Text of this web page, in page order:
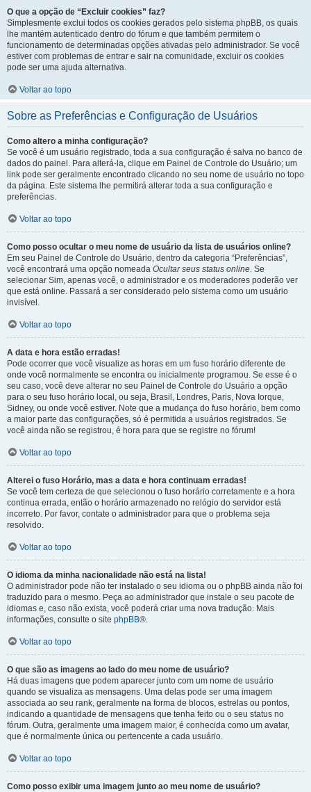
O que a opção de “Excluir cookies” faz?
Simplesmente exclui todos os cookies gerados pelo sistema phpBB, os quais
lhe mantém autenticado dentro do fórum e que também permitem o
funcionamento de determinadas opções ativadas pelo administrador. Se você
estiver com problemas de entrar e sair na comunidade, excluir os cookies
pode ser uma ajuda alternativa.
Voltar ao topo
Sobre as Preferências e Configuração de Usuários
Como altero a minha configuração?
Se você é um usuário registrado, toda a sua configuração é salva no banco de
dados do painel. Para alterá-la, clique em Painel de Controle do Usuário; um
link pode ser geralmente encontrado clicando no seu nome de usuário no topo
da página. Este sistema lhe permitirá alterar toda a sua configuração e
preferências.
Voltar ao topo
Como posso ocultar o meu nome de usuário da lista de usuários online?
Em seu Painel de Controle do Usuário, dentro da categoria “Preferências”,
você encontrará uma opção nomeada Ocultar seus status online. Se
selecionar Sim, apenas você, o administrador e os moderadores poderão ver
que está online. Passará a ser considerado pelo sistema como um usuário
invisível.
Voltar ao topo
A data e hora estão erradas!
Pode ocorrer que você visualize as horas em um fuso horário diferente de
onde você normalmente se encontra ou inicialmente programou. Se esse é o
seu caso, você deve alterar no seu Painel de Controle do Usuário a opção
para o seu fuso horário local, ou seja, Brasil, Londres, Paris, Nova Iorque,
Sidney, ou onde você estiver. Note que a mudança do fuso horário, bem como
a maior parte das configurações, só é permitida a usuários registrados. Se
você ainda não se registrou, é hora para que se registre no fórum!
Voltar ao topo
Alterei o fuso Horário, mas a data e hora continuam erradas!
Se você tem certeza de que selecionou o fuso horário corretamente e a hora
continua errada, então o horário armazenado no relógio do servidor está
incorreto. Por favor, contate o administrador para que o problema seja
resolvido.
Voltar ao topo
O idioma da minha nacionalidade não está na lista!
O administrador pode não ter instalado o seu idioma ou o phpBB ainda não foi
traduzido para o mesmo. Peça ao administrador que instale o seu pacote de
idiomas e, caso não exista, você poderá criar uma nova tradução. Mais
informações, consulte o site phpBB®.
Voltar ao topo
O que são as imagens ao lado do meu nome de usuário?
Há duas imagens que podem aparecer junto com um nome de usuário
quando se visualiza as mensagens. Uma delas pode ser uma imagem
associada ao seu rank, geralmente na forma de blocos, estrelas ou pontos,
indicando a quantidade de mensagens que tenha feito ou o seu status no
fórum. Outra, geralmente uma imagem maior, é conhecida como um avatar,
que é normalmente única ou pertencente a cada usuário.
Voltar ao topo
Como posso exibir uma imagem junto ao meu nome de usuário?